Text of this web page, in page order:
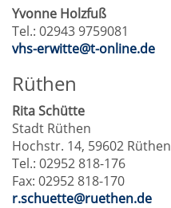
Yvonne Holzfuß
Tel.: 02943 9759081
vhs-erwitte@t-online.de
Rüthen
Rita Schütte
Stadt Rüthen
Hochstr. 14, 59602 Rüthen
Tel.: 02952 818-176
Fax: 02952 818-170
r.schuette@ruethen.de